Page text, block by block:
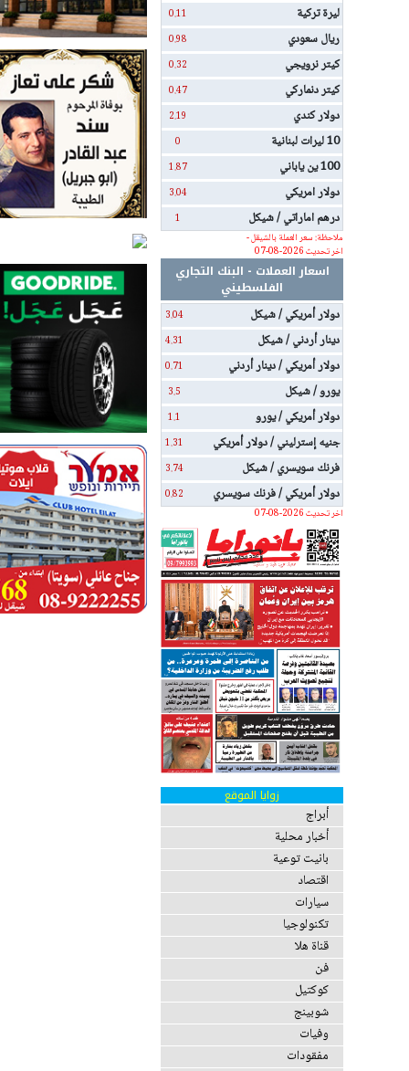
ليرة تركية 0.11
ريال سعودي 0.98
كيتر نرويجي 0.32
كيتر دنماركي 0.47
دولار كندي 2.19
10 ليرات لبنانية 0
100 ين ياباني 1.87
دولار امريكي 3.04
درهم اماراتي / شيكل
1
ملاحظة: سعر العملة بالشيقل -
اخر تحديث 2026-08-07
اسعار العملات - البنك التجاري
الفلسطيني
دولار أمريكي / شيكل
3.04
دينار أردني / شيكل 4.31
دولار أمريكي / دينار أردني 0.71
يورو / شيكل 3.5
دولار أمريكي / يورو 1.1
جنيه إسترليني / دولار أمريكي 1.31
فرنك سويسري / شيكل 3.74
دولار أمريكي / فرنك سويسري
0.82
اخر تحديث 2026-08-07
زوايا الموقع
أبراج
أخبار محلية
بانيت توعية
اقتصاد
سيارات
تكنولوجيا
قناة هلا
فن
كوكتيل
شوبينج
وفيات
مفقودات